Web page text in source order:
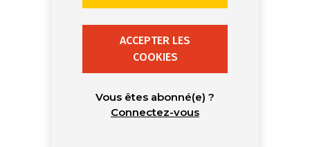
ACCEPTER LES
COOKIES
Vous êtes abonné(e) ?
Connectez-vous